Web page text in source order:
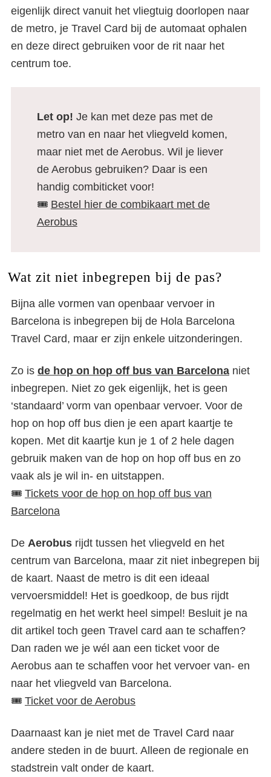
eigenlijk direct vanuit het vliegtuig doorlopen naar
de metro, je Travel Card bij de automaat ophalen
en deze direct gebruiken voor de rit naar het
centrum toe.
Let op! Je kan met deze pas met de
metro van en naar het vliegveld komen,
maar niet met de Aerobus. Wil je liever
de Aerobus gebruiken? Daar is een
handig combiticket voor!
🎟️ Bestel hier de combikaart met de
Aerobus
Wat zit niet inbegrepen bij de pas?
Bijna alle vormen van openbaar vervoer in
Barcelona is inbegrepen bij de Hola Barcelona
Travel Card, maar er zijn enkele uitzonderingen.
Zo is de hop on hop off bus van Barcelona niet
inbegrepen. Niet zo gek eigenlijk, het is geen
‘standaard’ vorm van openbaar vervoer. Voor de
hop on hop off bus dien je een apart kaartje te
kopen. Met dit kaartje kun je 1 of 2 hele dagen
gebruik maken van de hop on hop off bus en zo
vaak als je wil in- en uitstappen.
🎟️ Tickets voor de hop on hop off bus van
Barcelona
De Aerobus rijdt tussen het vliegveld en het
centrum van Barcelona, maar zit niet inbegrepen bij
de kaart. Naast de metro is dit een ideaal
vervoersmiddel! Het is goedkoop, de bus rijdt
regelmatig en het werkt heel simpel! Besluit je na
dit artikel toch geen Travel card aan te schaffen?
Dan raden we je wél aan een ticket voor de
Aerobus aan te schaffen voor het vervoer van- en
naar het vliegveld van Barcelona.
🎟️ Ticket voor de Aerobus
Daarnaast kan je niet met de Travel Card naar
andere steden in de buurt. Alleen de regionale en
stadstrein valt onder de kaart.